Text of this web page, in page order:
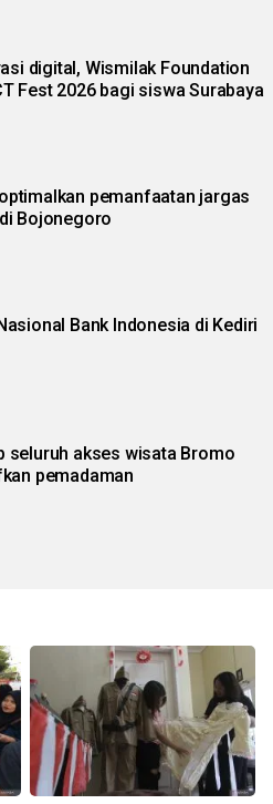
digital, Wismilak Foundation
Fest 2026 bagi siswa Surabaya
pemanfaatan jargas
Bojonegoro
Bank Indonesia di Kediri
seluruh akses wisata Bromo
pemadaman